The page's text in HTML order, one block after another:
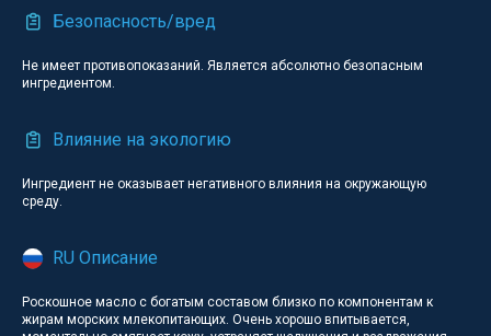
Безопасность/вред
Не имеет противопоказаний. Является абсолютно безопасным
ингредиентом.
Влияние на экологию
Ингредиент не оказывает негативного влияния на окружающую
среду.
RU Описание
Роскошное масло с богатым составом близко по компонентам к
жирам морских млекопитающих. Очень хорошо впитывается,